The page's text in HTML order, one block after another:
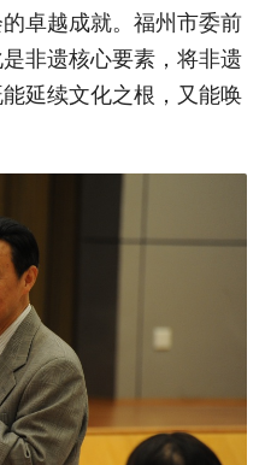
卓越成就。福州市委前
非遗核心要素，将非遗
延续文化之根，又能唤